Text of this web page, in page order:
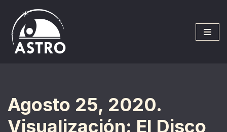
Saltar
al
contenido
Agosto 25, 2020.
Visualización: El Disco